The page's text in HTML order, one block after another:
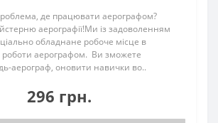
де працювати аерографом?
аерографії!Ми із задоволенням
обладнане робоче місце в
роботи аерографом. Ви зможете
аерограф, оновити навички во..
296 грн.